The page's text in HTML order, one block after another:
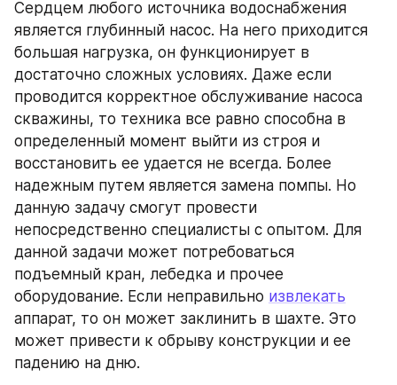
Сердцем любого источника водоснабжения
является глубинный насос. На него приходится
большая нагрузка, он функционирует в
достаточно сложных условиях. Даже если
проводится корректное обслуживание насоса
скважины, то техника все равно способна в
определенный момент выйти из строя и
восстановить ее удается не всегда. Более
надежным путем является замена помпы. Но
данную задачу смогут провести
непосредственно специалисты с опытом. Для
данной задачи может потребоваться
подъемный кран, лебедка и прочее
оборудование. Если неправильно извлекать
аппарат, то он может заклинить в шахте. Это
может привести к обрыву конструкции и ее
падению на дню.